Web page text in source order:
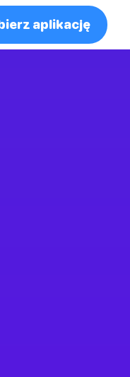
aplikację